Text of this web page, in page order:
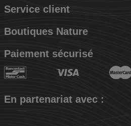
Service client
Boutiques Nature
Paiement sécurisé
En partenariat avec :